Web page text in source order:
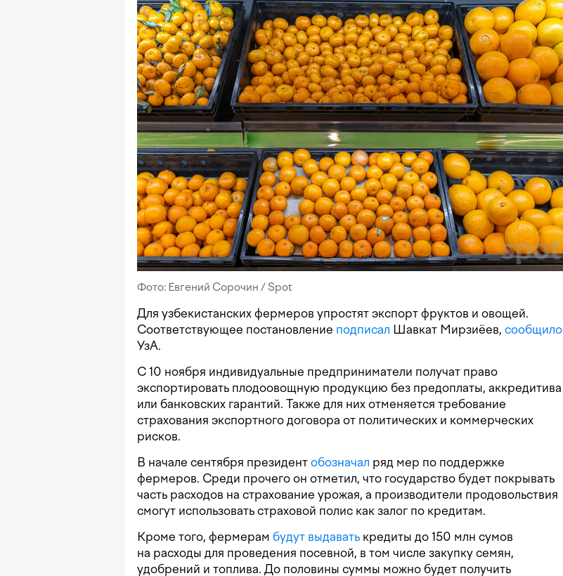
Фото: Евгений Сорочин / Spot
Для узбекистанских фермеров упростят экспорт фруктов и овощей.
Соответствующее постановление подписал Шавкат Мирзиёев, сообщило
УзА.
С 10 ноября индивидуальные предприниматели получат право
экспортировать плодоовощную продукцию без предоплаты, аккредитива
или банковских гарантий. Также для них отменяется требование
страхования экспортного договора от политических и коммерческих
рисков.
В начале сентября президент обозначал ряд мер по поддержке
фермеров. Среди прочего он отметил, что государство будет покрывать
часть расходов на страхование урожая, а производители продовольствия
смогут использовать страховой полис как залог по кредитам.
Кроме того, фермерам будут выдавать кредиты до 150 млн сумов
на расходы для проведения посевной, в том числе закупку семян,
удобрений и топлива. До половины суммы можно будет получить